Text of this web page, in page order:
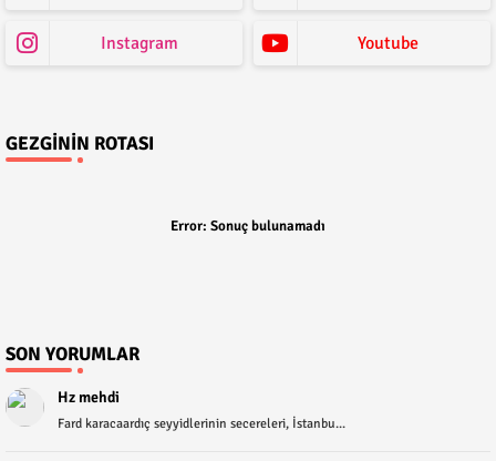
Instagram Youtube
GEZGININ ROTASI
Error: Sonuç bulunamadı
SON YORUMLAR
Hz mehdi
Fard karacaardıç seyyidlerinin secereleri, İstanbu...